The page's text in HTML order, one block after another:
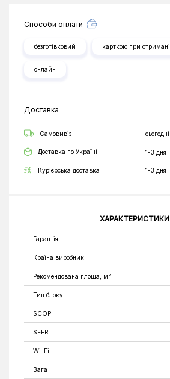
Способи оплати
безготівковий карткою при отримані
онлайн
Доставка
Самовивіз сьогодні
Доставка по Україні 1-3 дня
Кур’єрська доставка 1-3 дня
ХАРАКТЕРИСТИКИ
Гарантія
Країна виробник
Рекомендована площа, м²
Тип блоку
SCOP
SEER
Wi-Fi
Вага